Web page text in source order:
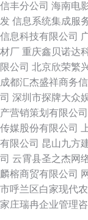
信丰分公司 海南电
发 信息系统集成服
信息科技有限公司
材厂 重庆鑫贝诺达
限公司 北京欣荣繁
成都汇杰盛祥商务
司 深圳市探牌大众
产营销策划有限公司
传媒股份有限公司
有限公司 昆山九方
司 云霄县圣之杰网
麟榕商贸有限公司
市呼兰区白家现代
家庄瑞冉企业管理